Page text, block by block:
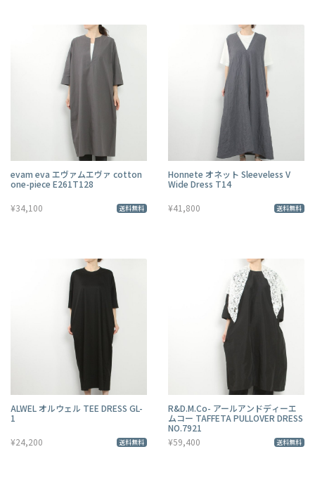
evam eva エヴァムエヴァ cotton
one-piece E261T128
¥34,100 送料無料
Honnete オネット Sleeveless V
Wide Dress T14
¥41,800 送料無料
ALWEL オルウェル TEE DRESS GL-
1
¥24,200 送料無料
R&D.M.Co- アールアンドディーエ
ムコー TAFFETA PULLOVER DRESS
NO.7921
¥59,400
送料無料